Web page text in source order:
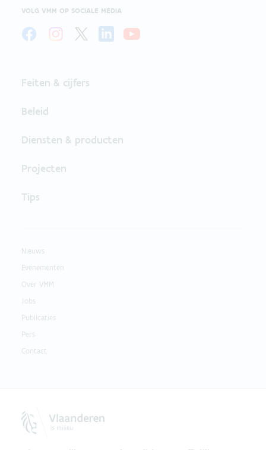
VOLG VMM OP SOCIALE MEDIA
Feiten & cijfers
Beleid
Diensten & producten
Projecten
Tips
Nieuws
Evenementen
Over VMM
Jobs
Publicaties
Pers
Contact